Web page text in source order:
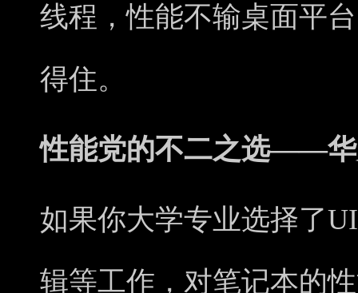
线程，性能不输桌面平
得住。
性能党的不二之选——华
如果你大学专业选择了
辑等工作，对笔记本的